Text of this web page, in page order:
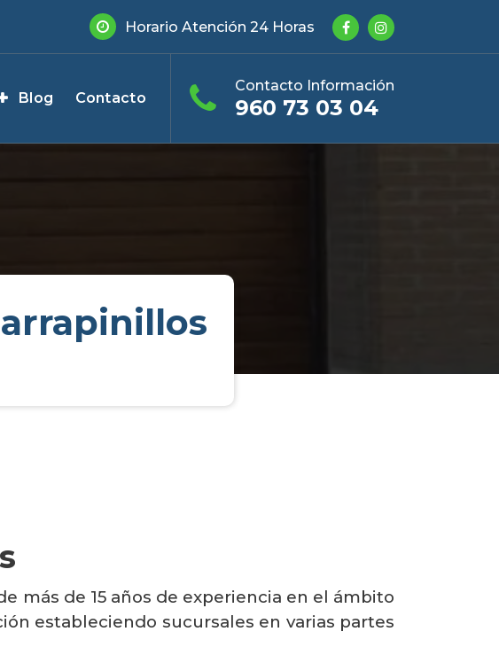
Horario Atención 24 Horas
Blog Contacto
Contacto Información
960 73 03 04
más de 15 años de experiencia en el ámbito
estableciendo sucursales en varias partes